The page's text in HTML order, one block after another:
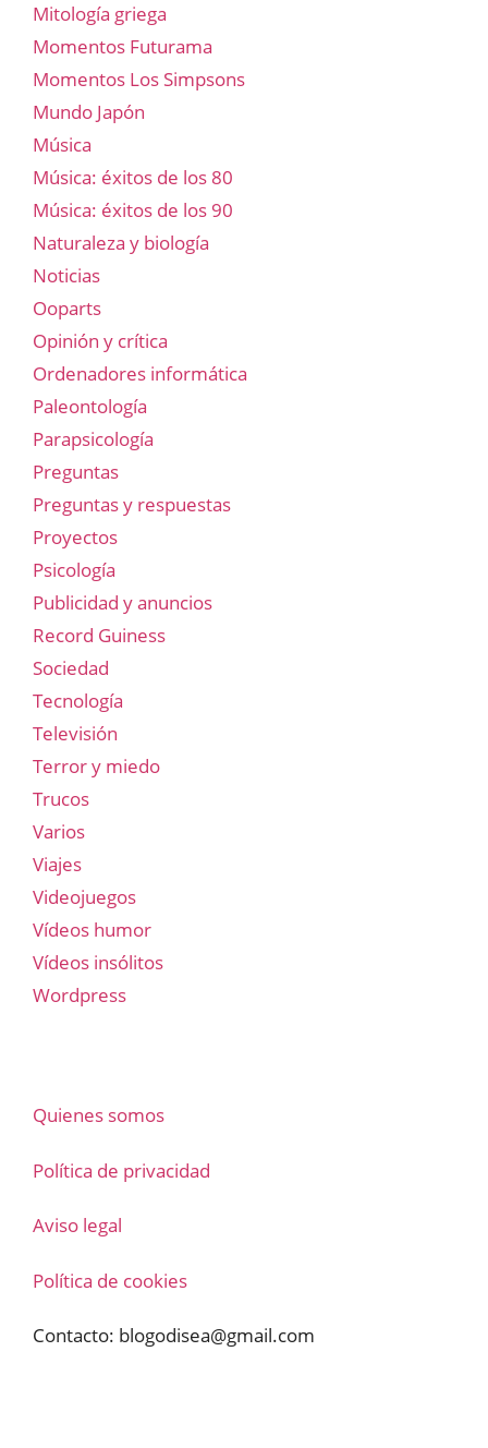
Mitología griega
Momentos Futurama
Momentos Los Simpsons
Mundo Japón
Música
Música: éxitos de los 80
Música: éxitos de los 90
Naturaleza y biología
Noticias
Ooparts
Opinión y crítica
Ordenadores informática
Paleontología
Parapsicología
Preguntas
Preguntas y respuestas
Proyectos
Psicología
Publicidad y anuncios
Record Guiness
Sociedad
Tecnología
Televisión
Terror y miedo
Trucos
Varios
Viajes
Videojuegos
Vídeos humor
Vídeos insólitos
Wordpress
Quienes somos
Política de privacidad
Aviso legal
Política de cookies
Contacto: blogodisea@gmail.com